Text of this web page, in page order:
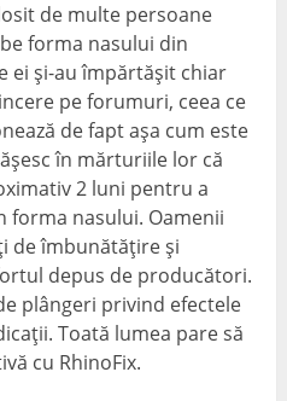
de multe persoane
forma nasului din
ei și-au împărtășit chiar
pe forumuri, ceea ce
de fapt așa cum este
în mărturiile lor că
2 luni pentru a
forma nasului. Oamenii
de îmbunătățire și
depus de producători.
plângeri privind efectele
Toată lumea pare să
cu RhinoFix.